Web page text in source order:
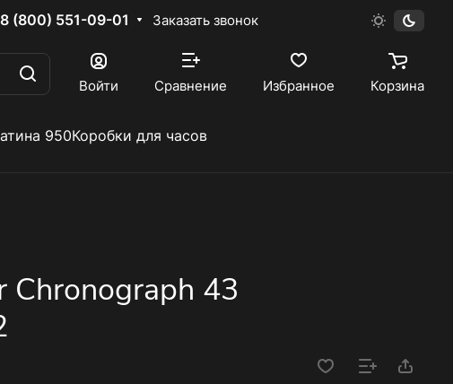
8 (800) 551-09-01 Заказать звонок
Войти Сравнение Избранное Корзина
950Коробки для часов
Chronograph 43